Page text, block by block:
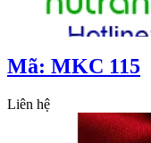
Mã: MKC 115
Liên hệ